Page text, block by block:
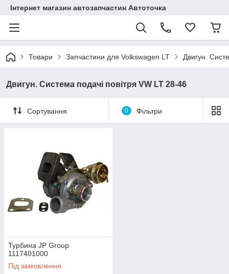
Інтернет магазин автозапчастин Автоточка
Товари Запчастини для Volkswagen LT Двигун.
Двигун. Система подачі повітря VW LT 28-46
Сортування 0 Фільтри
Турбина JP Group
1117401000
Під замовлення